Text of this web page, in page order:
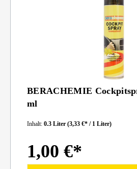
BERACHEMIE
ml
Inhalt: 0.3 Liter (3,33 €* / 1 Liter)
1,00 €*